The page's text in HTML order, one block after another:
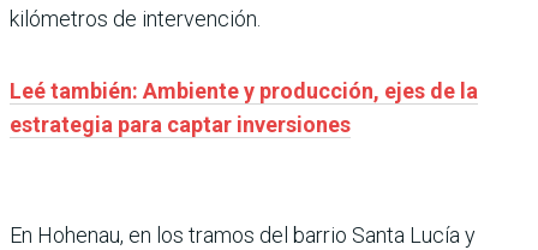
kilómetros de intervención.
Leé también: Ambiente y producción, ejes de la
estrategia para captar inversiones
En Hohenau, en los tramos del barrio Santa Lucía y